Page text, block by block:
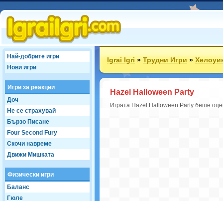
Най-добрите игри
Нови игри
Игри за реакции
Доч
Не се страхувай
Бързо Писане
Four Second Fury
Скочи навреме
Движи Мишката
Физически игри
Баланс
Гюле
Igrai Igri»Трудни Игри»
Hazel Halloween Party
Играта Hazel Halloween Party беше